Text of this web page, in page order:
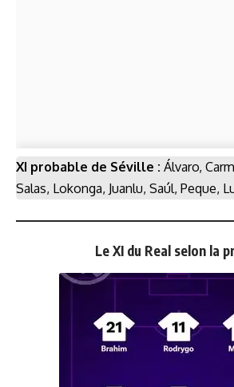
XI probable de Séville : Álvaro,
Salas, Lokonga, Juanlu, Saúl, Peque,
Le XI du Real selon la